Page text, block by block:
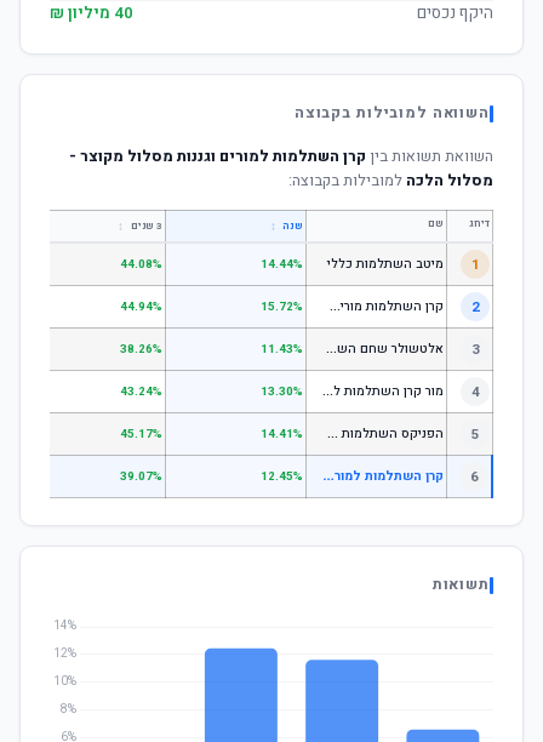
היקף נכסים
40 מיליון ₪
השוואה למובילות בקבוצה
השוואת תשואות בין קרן השתלמות למורים וגננות מסלול מקוצר -
מסלול הלכה למובילות בקבוצה:
דירוג שם שנה ↕ 3 שנים ↕
1 מיטב השתלמות כללי 14.44%
44.08%
2 ק
רן השתלמות מורים וגננות המסלול הרגיל - מסלול כללי 15.72%
44.94%
3 א
לטשולר שחם השתלמות כללי 11.43%
38.26%
4 מ
ור קרן השתלמות לשכירים ולעצמאים - כללי 13.30%
43.24%
5 ה
פניקס השתלמות כללי 14.41%
45.17%
6 ק
רן השתלמות למורים וגננות מסלול מקוצר - מסלול הלכה 12.45%
39.07%
תשואות